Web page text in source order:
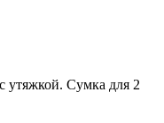
Сумка для 2